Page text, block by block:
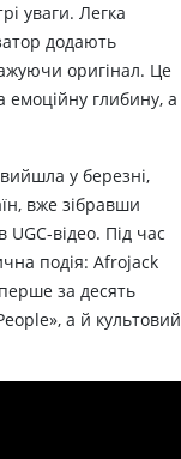
уваги. Легка
додають
оригінал. Це
глибину, а
у березні,
вже зібравши
UGC-відео. Під час
подія: Afrojack
за десять
а й культовий